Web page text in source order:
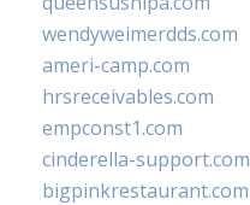
wendyweimerdds.com
ameri-camp.com
hrsreceivables.com
empconst1.com
cinderella-support.com
bigpinkrestaurant.com